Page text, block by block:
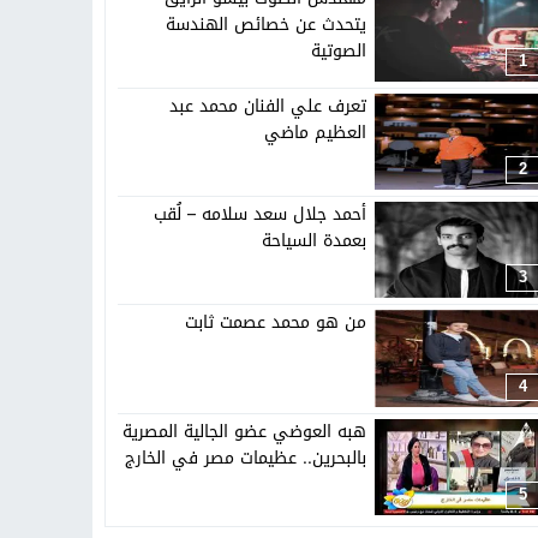
15:51
بشار سعود.. “78 ساعة غيرت كل شيء”
1
يتحدث عن خصائص الهندسة
الصوتية
2
تعرف علي الفنان محمد عبد
العظيم ماضي
3
أحمد جلال سعد سلامه – لُقب
بعمدة السياحة
4
من هو محمد عصمت ثابت
5
هبه العوضي عضو الجالية المصرية
بالبحرين.. عظيمات مصر في الخارج